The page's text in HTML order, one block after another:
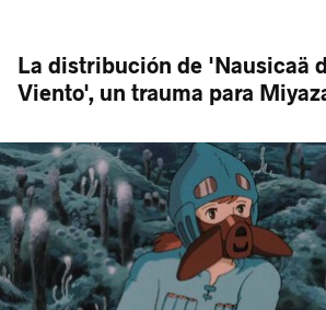
La distribución de 'Nausicaä
Viento', un trauma para